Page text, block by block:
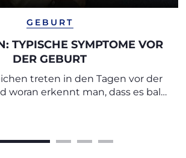
GEBURT
TYPISCHE SYMPTOME VOR
DER GEBURT
treten in den Tagen vor der
woran erkennt man, dass es bald